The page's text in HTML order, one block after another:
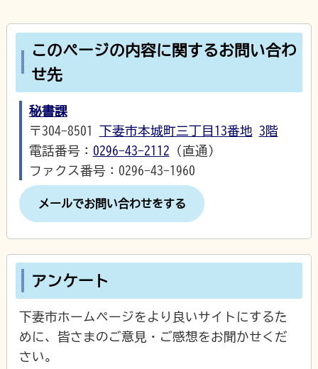
このページの内容に関するお問い合わ
せ先
秘書課
〒304-8501 下妻市本城町三丁目13番地 3階
電話番号： 0296-43-2112 （直通）
ファクス番号：0296-43-1960
メールでお問い合わせをする
アンケート
下妻市ホームページをより良いサイトにするた
めに、皆さまのご意見・ご感想をお聞かせくだ
さい。